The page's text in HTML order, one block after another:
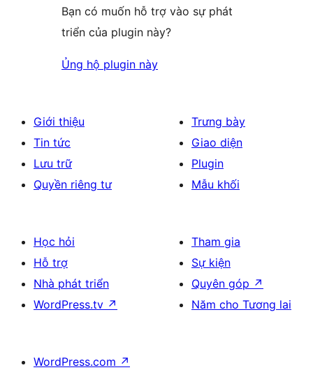
Bạn có muốn hỗ trợ vào sự phát
triển của plugin này?
Ủng hộ plugin này
Giới thiệu
Tin tức
Lưu trữ
Quyền riêng tư
Trưng bày
Giao diện
Plugin
Mẫu khối
Học hỏi
Hỗ trợ
Nhà phát triển
WordPress.tv ↗
Tham gia
Sự kiện
Quyên góp ↗
Năm cho Tương lai
WordPress.com ↗